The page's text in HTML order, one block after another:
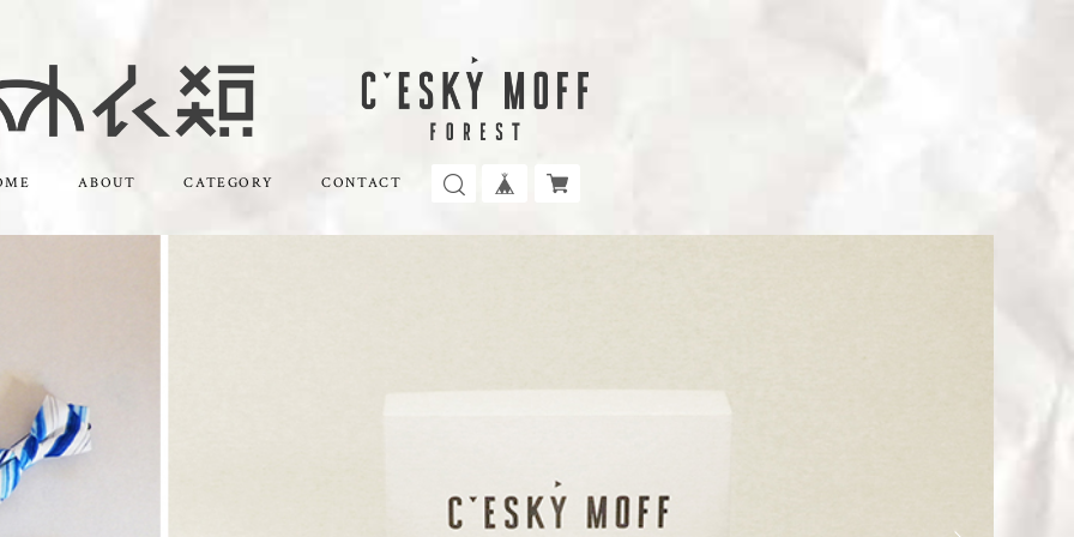
ABOUT CATEGORY CONTACT